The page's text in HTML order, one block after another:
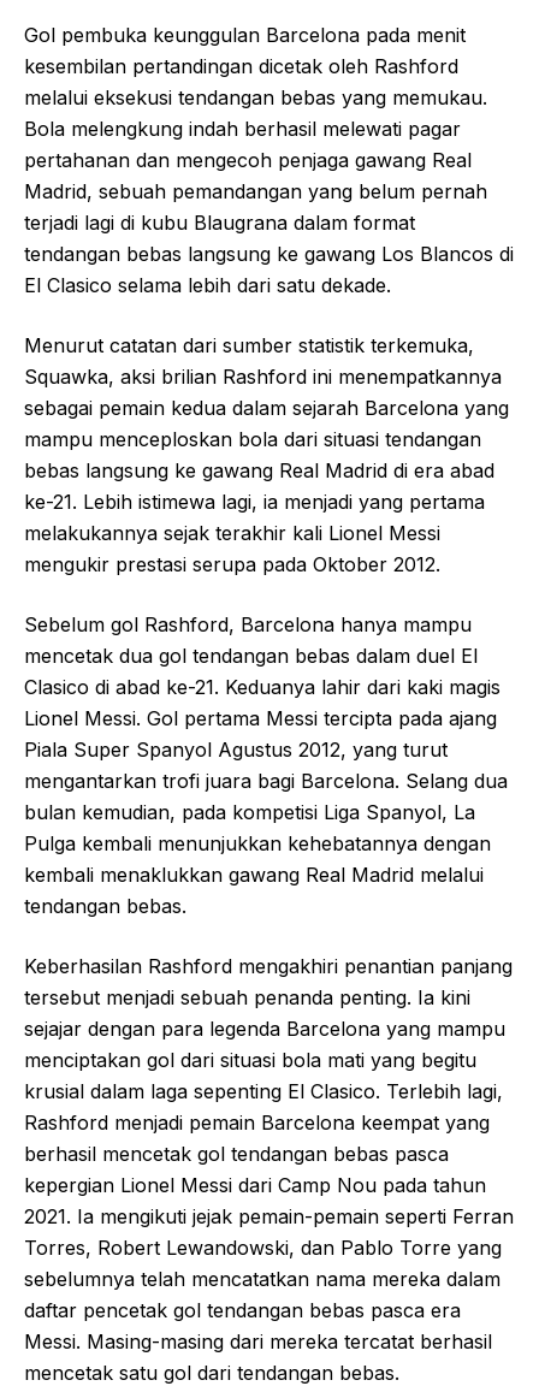
Gol pembuka keunggulan Barcelona pada menit
kesembilan pertandingan dicetak oleh Rashford
melalui eksekusi tendangan bebas yang memukau.
Bola melengkung indah berhasil melewati pagar
pertahanan dan mengecoh penjaga gawang Real
Madrid, sebuah pemandangan yang belum pernah
terjadi lagi di kubu Blaugrana dalam format
tendangan bebas langsung ke gawang Los Blancos di
El Clasico selama lebih dari satu dekade.
Menurut catatan dari sumber statistik terkemuka,
Squawka, aksi brilian Rashford ini menempatkannya
sebagai pemain kedua dalam sejarah Barcelona yang
mampu menceploskan bola dari situasi tendangan
bebas langsung ke gawang Real Madrid di era abad
ke-21. Lebih istimewa lagi, ia menjadi yang pertama
melakukannya sejak terakhir kali Lionel Messi
mengukir prestasi serupa pada Oktober 2012.
Sebelum gol Rashford, Barcelona hanya mampu
mencetak dua gol tendangan bebas dalam duel El
Clasico di abad ke-21. Keduanya lahir dari kaki magis
Lionel Messi. Gol pertama Messi tercipta pada ajang
Piala Super Spanyol Agustus 2012, yang turut
mengantarkan trofi juara bagi Barcelona. Selang dua
bulan kemudian, pada kompetisi Liga Spanyol, La
Pulga kembali menunjukkan kehebatannya dengan
kembali menaklukkan gawang Real Madrid melalui
tendangan bebas.
Keberhasilan Rashford mengakhiri penantian panjang
tersebut menjadi sebuah penanda penting. Ia kini
sejajar dengan para legenda Barcelona yang mampu
menciptakan gol dari situasi bola mati yang begitu
krusial dalam laga sepenting El Clasico. Terlebih lagi,
Rashford menjadi pemain Barcelona keempat yang
berhasil mencetak gol tendangan bebas pasca
kepergian Lionel Messi dari Camp Nou pada tahun
2021. Ia mengikuti jejak pemain-pemain seperti Ferran
Torres, Robert Lewandowski, dan Pablo Torre yang
sebelumnya telah mencatatkan nama mereka dalam
daftar pencetak gol tendangan bebas pasca era
Messi. Masing-masing dari mereka tercatat berhasil
mencetak satu gol dari tendangan bebas.